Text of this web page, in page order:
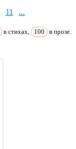
11 ...
в стихах, 100 в прозе.